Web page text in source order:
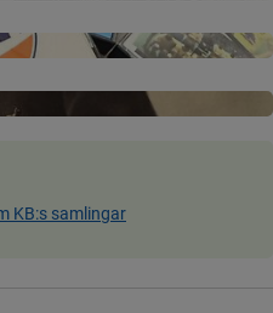
KB:s samling­ar